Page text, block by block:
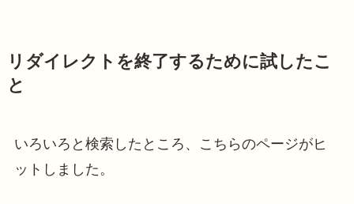
リダイレクトを終了するために試したこ
と
いろいろと検索したところ、こちらのページがヒ
ットしました。